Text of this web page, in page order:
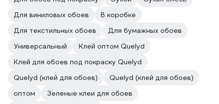
Для виниловых обоев
В коробке
Для текстильных обоев
Для бумажных обоев
Универсальный
Клей оптом Quelyd
Клей для обоев под покраску Quelyd
Quelyd (клей для обоев)
Quelyd (клей для обоев)
оптом
Зелeные клеи для обоев